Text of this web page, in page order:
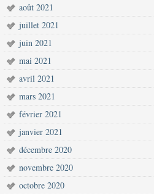
août 2021
juillet 2021
juin 2021
mai 2021
avril 2021
mars 2021
février 2021
janvier 2021
décembre 2020
novembre 2020
octobre 2020